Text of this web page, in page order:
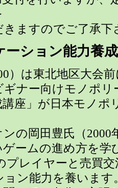
ますのでご了承下
ーション能力養
）は東北地区大会
ギナー向けモノポリ
座」が日本モノポ
の岡田豊氏（2000
ームの進め方を学
プレイヤーと売買
ン能力を養います